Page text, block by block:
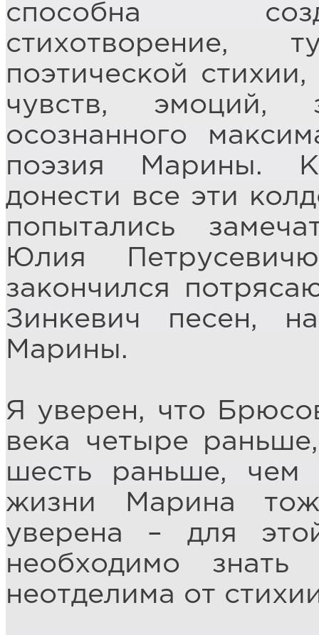
способна
стихотворение,
поэтической
чувств, эмоций,
осознанного
поэзия Марины.
донести все эти
попытались
Юлия
закончился
Зинкевич песен,
Марины.
Я уверен, что
века четыре
шесть раньше,
жизни Марина
уверена – для
необходимо
неотделима от